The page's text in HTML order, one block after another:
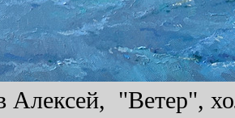
Алексей, "Ветер",